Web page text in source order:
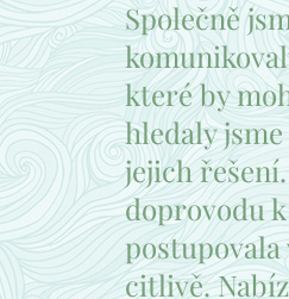
Společně
které by
hledaly
jejich
doprovodu
citlivě.